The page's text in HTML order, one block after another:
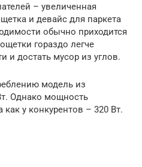
– увеличенная
и девайс для паркета
обычно приходится
гораздо легче
и достать мусор из углов.
модель из
Однако мощность
у конкурентов – 320 Вт.